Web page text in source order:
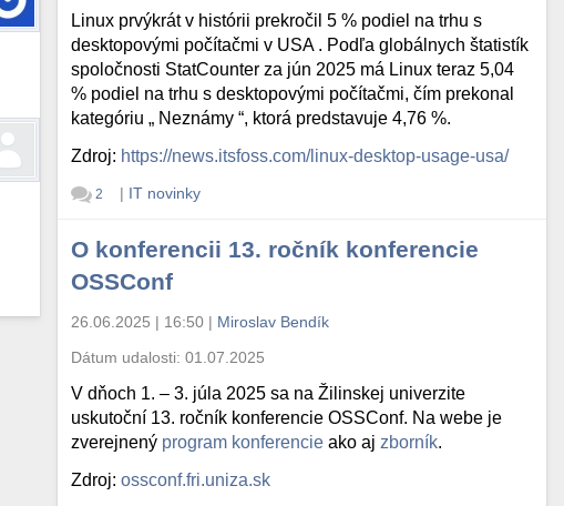
Linux prvýkrát v histórii prekročil 5 % podiel na trhu s
desktopovými počítačmi v USA . Podľa globálnych štatistík
spoločnosti StatCounter za jún 2025 má Linux teraz 5,04
% podiel na trhu s desktopovými počítačmi, čím prekonal
kategóriu „ Neznámy “, ktorá predstavuje 4,76 %.
Zdroj: https://news.itsfoss.com/linux-desktop-usage-usa/
2 | IT novinky
O konferencii 13. ročník konferencie
OSSConf
26.06.2025 | 16:50 | Miroslav Bendík
Dátum udalosti:01.07.2025
V dňoch 1. – 3. júla 2025 sa na Žilinskej univerzite
uskutoční 13. ročník konferencie OSSConf. Na webe je
zverejnený program konferencie ako aj zborník.
Zdroj:ossconf.fri.uniza.sk